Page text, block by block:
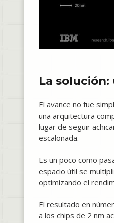
La
El avance no fue
una arquitectura
lugar de seguir
escalonada.
Es un poco como
espacio útil se
optimizando el
El resultado en
a los chips de 2 nm